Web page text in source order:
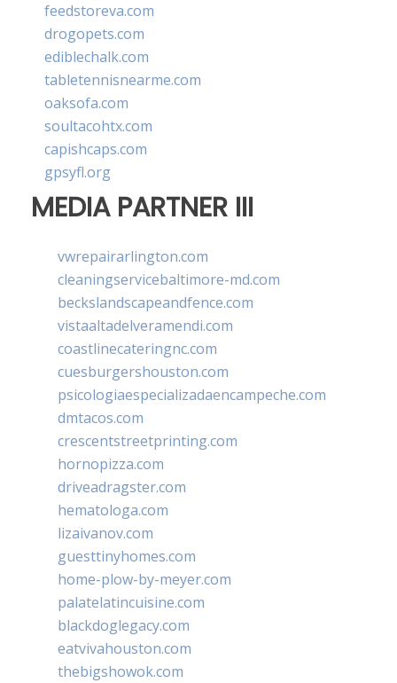
feedstoreva.com
drogopets.com
ediblechalk.com
tabletennisnearme.com
oaksofa.com
soultacohtx.com
capishcaps.com
gpsyfl.org
MEDIA PARTNER III
vwrepairarlington.com
cleaningservicebaltimore-md.com
beckslandscapeandfence.com
vistaaltadelveramendi.com
coastlinecateringnc.com
cuesburgershouston.com
psicologiaespecializadaencampeche.com
dmtacos.com
crescentstreetprinting.com
hornopizza.com
driveadragster.com
hematologa.com
lizaivanov.com
guesttinyhomes.com
home-plow-by-meyer.com
palatelatincuisine.com
blackdoglegacy.com
eatvivahouston.com
thebigshowok.com